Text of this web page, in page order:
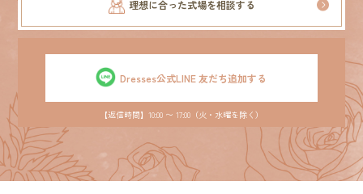
理想に合った式場を相談する
Dresses公式LINE 友だち追加する
【返信時間】10:00 〜 17:00（火・水曜を除く）